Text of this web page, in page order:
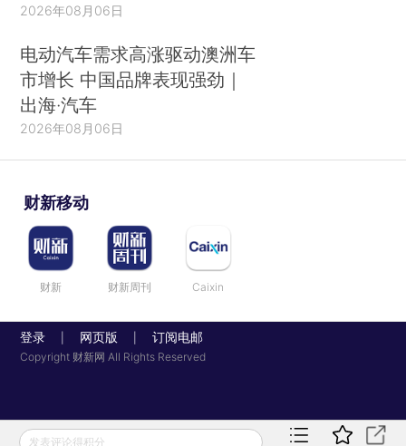
2026年08月06日
电动汽车需求高涨驱动澳洲车
市增长 中国品牌表现强劲｜
出海·汽车
2026年08月06日
财新移动
财新 财新周刊 Caixin
登录 网页版 订阅电邮
Copyright 财新网 All Rights Reserved
发表评论得积分